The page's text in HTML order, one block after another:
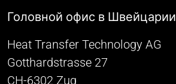
Головной офис в Швейцарии
Heat Transfer Technology AG
Gotthardstrasse 27
CH-6302 Zug